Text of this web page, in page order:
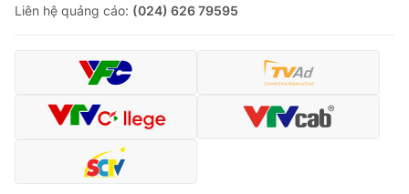
Liên hệ quảng cáo: (024) 626 79595